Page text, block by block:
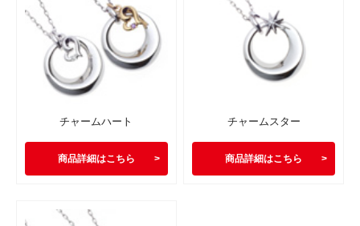
チャームハート
商品詳細はこちら
チャームスター
商品詳細はこちら